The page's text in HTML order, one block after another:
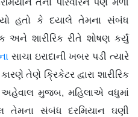
તેના પરિવારને પણ મળી
હતો કે દયાલે તેમના સંબંધ
અને શારીરિક રીતે શોષણ કર્યું
સાચા ઇરાદાની ખબર પડી ત્યારે
તેણે ક્રિકેટર દ્વારા શારીરિક
અહેવાલ મુજબ, મહિલાએ વધુમાં
તેમના સંબંધ દરમિયાન ઘણી